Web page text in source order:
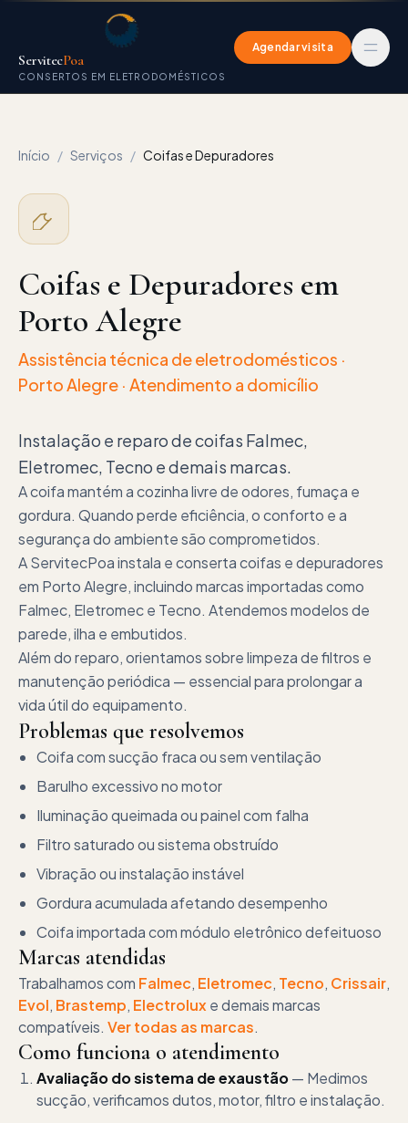
ServitecPoa
CONSERTOS EM ELETRODOMÉSTICOS
Agendar visita
Início / Serviços / Coifas e Depuradores
Coifas e Depuradores em
Porto Alegre
Assistência técnica de eletrodomésticos ·
Porto Alegre · Atendimento a domicílio
Instalação e reparo de coifas Falmec,
Eletromec, Tecno e demais marcas.
A coifa mantém a cozinha livre de odores, fumaça e
gordura. Quando perde eficiência, o conforto e a
segurança do ambiente são comprometidos.
A ServitecPoa instala e conserta coifas e depuradores
em Porto Alegre, incluindo marcas importadas como
Falmec, Eletromec e Tecno. Atendemos modelos de
parede, ilha e embutidos.
Além do reparo, orientamos sobre limpeza de filtros e
manutenção periódica — essencial para prolongar a
vida útil do equipamento.
Problemas que resolvemos
Coifa com sucção fraca ou sem ventilação
Barulho excessivo no motor
Iluminação queimada ou painel com falha
Filtro saturado ou sistema obstruído
Vibração ou instalação instável
Gordura acumulada afetando desempenho
Coifa importada com módulo eletrônico defeituoso
Marcas atendidas
Trabalhamos com Falmec, Eletromec, Tecno, Crissair,
Evol, Brastemp, Electroluxe demais marcas
compatíveis. Ver todas as marcas.
Como funciona o atendimento
Avaliação do sistema de exaustão— Medimos
sucção, verificamos dutos, motor, filtro e instalação.